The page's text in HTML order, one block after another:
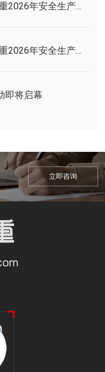
生产月活动圆满收官！
产月誓师大会圆满举行
即将启幕
立即咨询